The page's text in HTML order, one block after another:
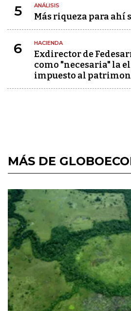
5 ANÁLISIS
Más riqueza para ahí
6 HACIENDA
Exdirector de
como "necesaria" la
impuesto al
MÁS DE